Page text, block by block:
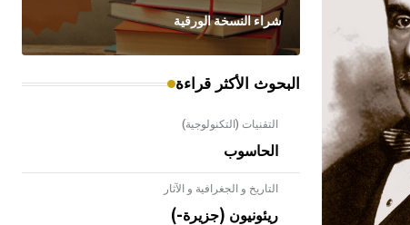
شراء النسخة الورقية
البحوث الأكثر قراءة
التقنيات (التكنولوجية)
الحاسوب
التاريخ و الجغرافية و الآثار
ريئونيون (جزيرة-)